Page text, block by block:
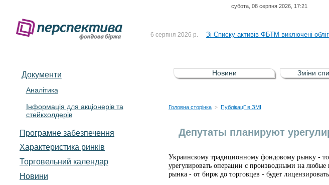
субота, 08 серпня 2026, 17:21
До Списку активів регульованого
6 серпня 2026 р. Зі Списку активів ФБТМ виключені
5 серпня 2026 р. Зі списку активів РФР виключені
4 серпня 2026 р. До Списку активів регульованого
Документи
Аналітика
Інформація для акціонерів та
стейкхолдерів
Програмне забезпечення
Характеристика pинків
Торговельний календар
Новини
Новини Зміни
Головна сторінка > Публікації в ЗМІ
Депутаты планируют
Украинскому традиционному фондовому рынку -
урегулировать операции с производными на
рынка - от бирж до торговцев - будет